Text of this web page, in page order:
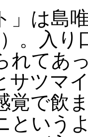
は島
）。入り
れてあ
サツマ
覚で飲
いう